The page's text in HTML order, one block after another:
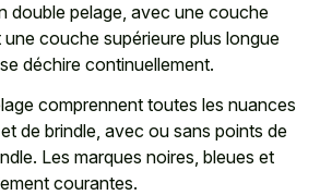
double pelage, avec une couche
couche supérieure plus longue
déchire continuellement.
comprennent toutes les nuances
de brindle, avec ou sans points de
Les marques noires, bleues et
courantes.